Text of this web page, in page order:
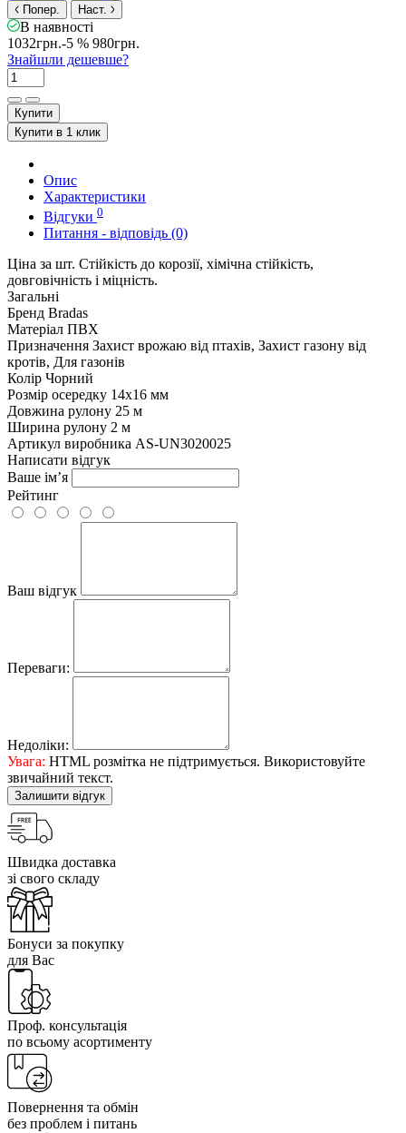
Попер. Наст.
В наявності
1032грн.-5 % 980грн.
Знайшли дешевше?
Купити
Купити в 1 клик
Опис
Характеристики
Відгуки 0
Питання - відповідь (0)
Ціна за шт. Стійкість до корозії, хімічна стійкість,
довговічність і міцність.
Загальні
Бренд Bradas
Матеріал ПВХ
Призначення Захист врожаю від птахів, Захист газону від
кротів, Для газонів
Колір Чорний
Розмір осередку 14х16 мм
Довжина рулону 25 м
Ширина рулону 2 м
Артикул виробника AS-UN3020025
Написати відгук
Ваше ім’я
Рейтинг
Ваш відгук
Переваги:
Недоліки:
Увага: HTML розмітка не підтримується. Використовуйте
звичайний текст.
Залишити відгук
Швидка доставка
зі свого складу
Бонуси за покупку
для Вас
Проф. консультація
по всьому асортименту
Повернення та обмін
без проблем і питань